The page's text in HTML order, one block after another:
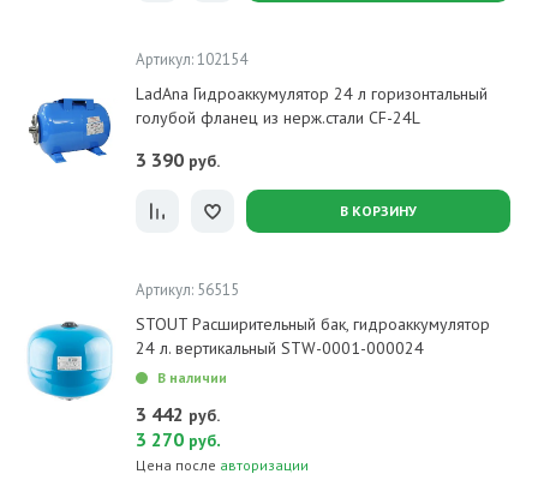
Артикул: 102154
LadAna Гидроаккумулятор 24 л горизонтальный
голубой фланец из нерж.стали CF-24L
3 390 руб.
В КОРЗИНУ
Артикул: 56515
STOUT Расширительный бак, гидроаккумулятор
24 л. вертикальный STW-0001-000024
В наличии
3 442 руб.
3 270 руб.
Цена после авторизации